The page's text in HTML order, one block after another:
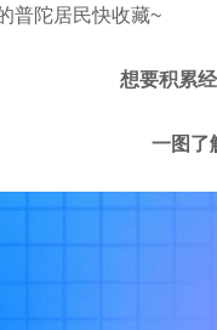
普陀居民快收藏~
想要积累
一图了解